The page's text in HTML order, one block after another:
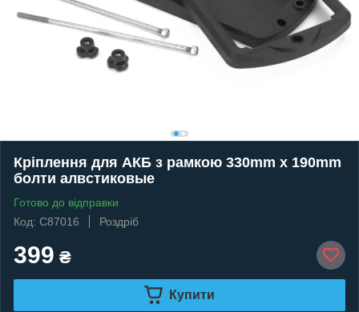
Кріплення для АКБ з рамкою 330mm x 190mm
болти алвстиковые
Готово до відправки
Код: C87016
Роздріб
399 ₴
Купити